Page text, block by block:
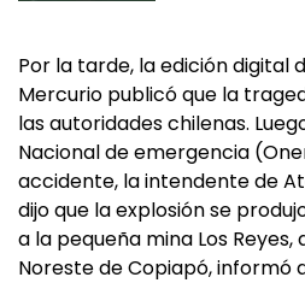
Por la tarde, la edición digital
Mercurio publicó que la
las autoridades chilenas.
Nacional de emergencia
accidente, la intendente de
dijo que la explosión se
a la pequeña mina Los
Noreste de Copiapó, informó